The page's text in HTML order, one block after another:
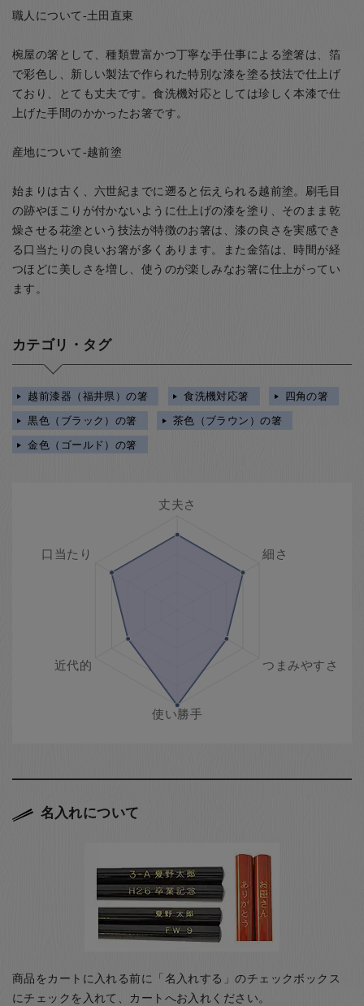
職人について-土田直東
椀屋の箸として、種類豊富かつ丁寧な手仕事による塗箸は、箔
で彩色し、新しい製法で作られた特別な漆を塗る技法で仕上げ
ており、とても丈夫です。食洗機対応としては珍しく本漆で仕
上げた手間のかかったお箸です。
産地について-越前塗
始まりは古く、六世紀までに遡ると伝えられる越前塗。刷毛目
の跡やほこりが付かないように仕上げの漆を塗り、そのまま乾
燥させる花塗という技法が特徴のお箸は、漆の良さを実感でき
る口当たりの良いお箸が多くあります。また金箔は、時間が経
つほどに美しさを増し、使うのが楽しみなお箸に仕上がってい
ます。
カテゴリ・タグ
越前漆器（福井県）の箸 食洗機対応箸
四角の箸
黒色（ブラック）の箸
茶色（ブラウン）の箸
金色（ゴールド）の箸
名入れについて
商品をカートに入れる前に「名入れする」のチェックボックス
にチェックを入れて、カートへお入れください。